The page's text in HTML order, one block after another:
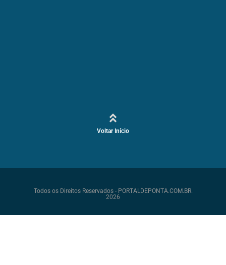
Voltar Início
Todos os Direitos Reservados - PORTALDEPONTA.COM.BR.
2026